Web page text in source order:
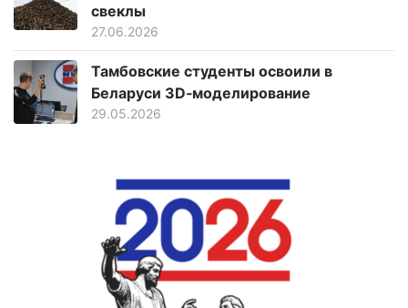
свеклы
27.06.2026
Тамбовские студенты освоили в
Беларуси 3D‑моделирование
29.05.2026